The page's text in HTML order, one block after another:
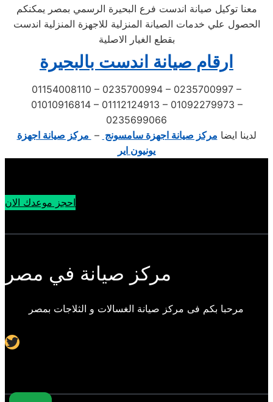
معنا توكيل صيانة اندست فرع البحيرة الرسمي بمصر يمكنكم
الحصول علي خدمات الصيانة المنزلية للاجهزة المنزلية اندست
بقطع الغيار الاصلية
ارقام صيانة اندست بالبحيرة
01154008110 – 0235700994 – 0235700997 –
01010916814 – 01112124913 – 01092279973 –
0235699066
لدينا ايضا مركز صيانة اجهزة سامسونج – مركز صيانة اجهزة
يونيون اير
احجز موعدك الان
مركز صيانة في مصر
مرحبا بكم فى مركز صيانة الغسالات و الثلاجات بمصر
Twitter